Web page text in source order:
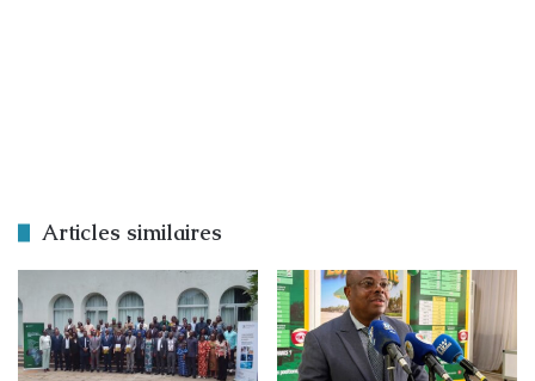
Articles similaires